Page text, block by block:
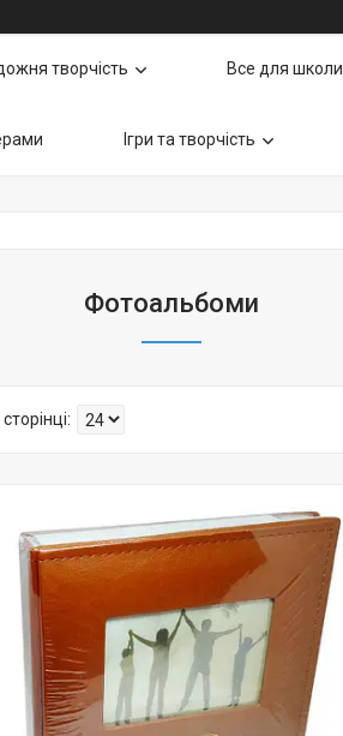
творчість Все для школи
Ігри та творчість
Фотоальбоми